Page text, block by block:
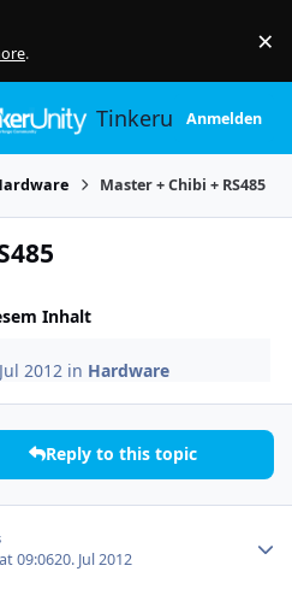
. ×
TinkerunityAnmelden
Master + Chibi + RS485
Inhalt
2012 in Hardware
Reply to this topic
09:0620. Jul 2012